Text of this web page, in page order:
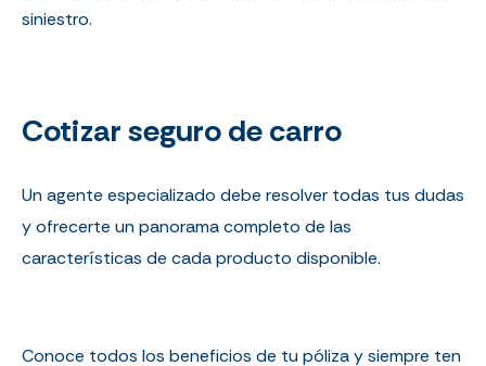
siniestro.
Cotizar seguro de carro
Un agente especializado debe resolver todas tus dudas
y ofrecerte un panorama completo de las
características de cada producto disponible.
Conoce todos los beneficios de tu póliza y siempre ten